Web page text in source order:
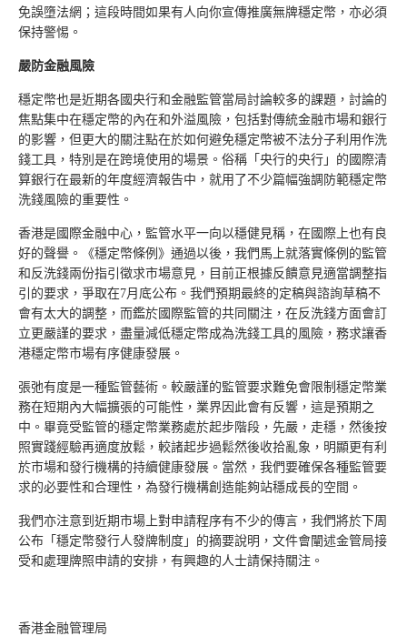
免誤墮法網；這段時間如果有人向你宣傳推廣無牌穩定幣，亦必須
保持警惕。
嚴防金融風險
穩定幣也是近期各國央行和金融監管當局討論較多的課題，討論的
焦點集中在穩定幣的內在和外溢風險，包括對傳統金融市場和銀行
的影響，但更大的關注點在於如何避免穩定幣被不法分子利用作洗
錢工具，特別是在跨境使用的場景。俗稱「央行的央行」的國際清
算銀行在最新的年度經濟報告中，就用了不少篇幅強調防範穩定幣
洗錢風險的重要性。
香港是國際金融中心，監管水平一向以穩健見稱，在國際上也有良
好的聲譽。《穩定幣條例》通過以後，我們馬上就落實條例的監管
和反洗錢兩份指引徵求市場意見，目前正根據反饋意見適當調整指
引的要求，爭取在7月底公布。我們預期最終的定稿與諮詢草稿不
會有太大的調整，而鑑於國際監管的共同關注，在反洗錢方面會訂
立更嚴謹的要求，盡量減低穩定幣成為洗錢工具的風險，務求讓香
港穩定幣市場有序健康發展。
張弛有度是一種監管藝術。較嚴謹的監管要求難免會限制穩定幣業
務在短期內大幅擴張的可能性，業界因此會有反響，這是預期之
中。畢竟受監管的穩定幣業務處於起步階段，先嚴，走穩，然後按
照實踐經驗再適度放鬆，較諸起步過鬆然後收拾亂象，明顯更有利
於市場和發行機構的持續健康發展。當然，我們要確保各種監管要
求的必要性和合理性，為發行機構創造能夠站穩成長的空間。
我們亦注意到近期市場上對申請程序有不少的傳言，我們將於下周
公布「穩定幣發行人發牌制度」的摘要說明，文件會闡述金管局接
受和處理牌照申請的安排，有興趣的人士請保持關注。
香港金融管理局